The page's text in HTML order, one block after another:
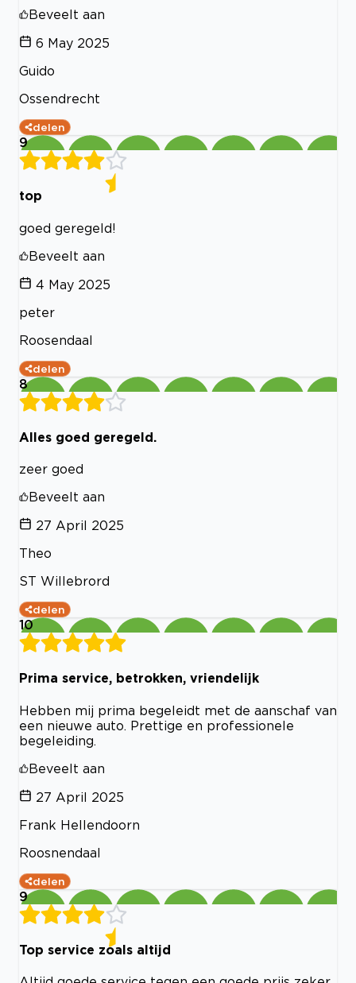
Beveelt aan
6 May 2025
Guido
Ossendrecht
delen
9
top
goed geregeld!
Beveelt aan
4 May 2025
peter
Roosendaal
delen
8
Alles goed geregeld.
zeer goed
Beveelt aan
27 April 2025
Theo
ST Willebrord
delen
10
Prima service, betrokken, vriendelijk
Hebben mij prima begeleidt met de aanschaf van
een nieuwe auto. Prettige en professionele
begeleiding.
Beveelt aan
27 April 2025
Frank Hellendoorn
Roosnendaal
delen
9
Top service zoals altijd